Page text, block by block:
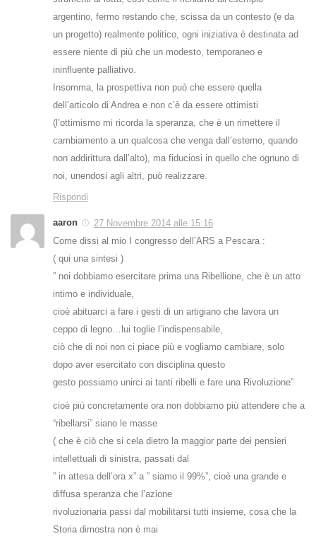
argentino, fermo restando che, scissa da un contesto (e da
un progetto) realmente politico, ogni iniziativa è destinata ad
essere niente di più che un modesto, temporaneo e
ininfluente palliativo.
Insomma, la prospettiva non può che essere quella
dell’articolo di Andrea e non c’è da essere ottimisti
(l’ottimismo mi ricorda la speranza, che è un rimettere il
cambiamento a un qualcosa che venga dall’esterno, quando
non addirittura dall’alto), ma fiduciosi in quello che ognuno di
noi, unendosi agli altri, può realizzare.
Rispondi
aaron
27 Novembre 2014 alle 15:16
Come dissi al mio I congresso dell’ARS a Pescara :
( qui una sintesi )
” noi dobbiamo esercitare prima una Ribellione, che è un atto
intimo e individuale,
cioè abituarci a fare i gesti di un artigiano che lavora un
ceppo di legno…lui toglie l’indispensabile,
ciò che di noi non ci piace più e vogliamo cambiare, solo
dopo aver esercitato con disciplina questo
gesto possiamo unirci ai tanti ribelli e fare una Rivoluzione”
cioè più concretamente ora non dobbiamo più attendere che a
“ribellarsi” siano le masse
( che è ciò che si cela dietro la maggior parte dei pensieri
intellettuali di sinistra, passati dal
” in attesa dell’ora x” a ” siamo il 99%”, cioè una grande e
diffusa speranza che l’azione
rivoluzionaria passi dal mobilitarsi tutti insieme, cosa che la
Storia dimostra non è mai